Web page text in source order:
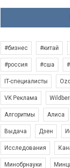
#бизнес #китай
#россия #сша
IT-специалисты
VK Реклама
Алгоритмы Алиса
Выдача Дзен
Исследования
Минобрнауки